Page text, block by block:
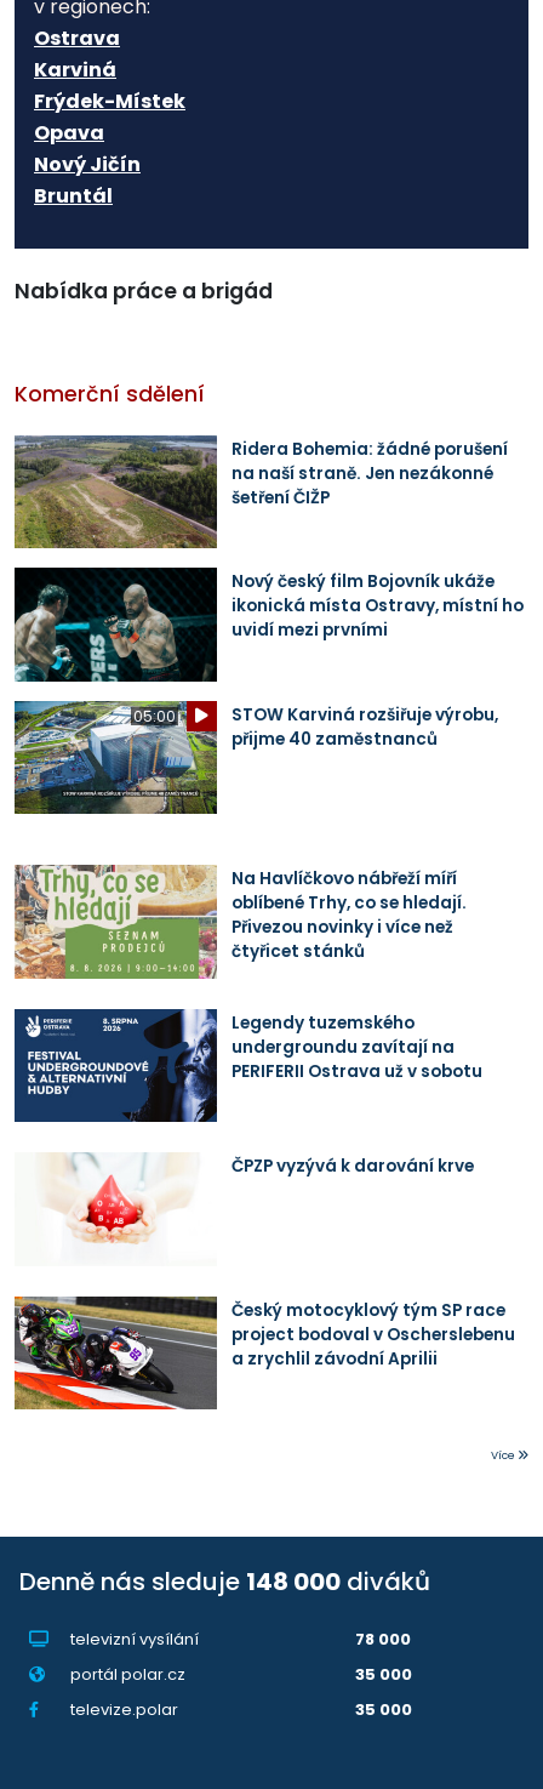
v regionech:
Ostrava
Karviná
Frýdek-Místek
Opava
Nový Jičín
Bruntál
Nabídka práce a brigád
Komerční sdělení
Ridera Bohemia: žádné porušení
na naší straně. Jen nezákonné
šetření ČIŽP
Nový český film Bojovník ukáže
ikonická místa Ostravy, místní ho
uvidí mezi prvními
05:00
STOW Karviná rozšiřuje výrobu,
přijme 40 zaměstnanců
Na Havlíčkovo nábřeží míří
oblíbené Trhy, co se hledají.
Přivezou novinky i více než
čtyřicet stánků
Legendy tuzemského
undergroundu zavítají na
PERIFERII Ostrava už v sobotu
ČPZP vyzývá k darování krve
Český motocyklový tým SP race
project bodoval v Oscherslebenu
a zrychlil závodní Aprilii
Více
Denně nás sleduje 148 000 diváků
televizní vysílání
78 000
portál polar.cz
35 000
televize.polar
35 000